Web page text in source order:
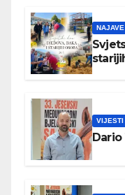
NAJAVE
VIJESTI
Dario